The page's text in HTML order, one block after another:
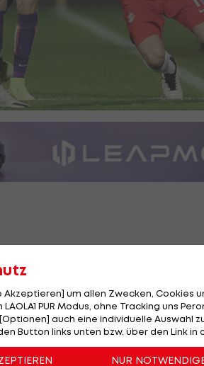
Partien erfolgt die
Salzburg, das sich mit 6:2
daheim auf die Austria.
-Klub Austria Klagenfurt zu tun, der
Akzeptieren] um allen Zwecken, Cookies
PUR Modus, ohne Tracking uns
auch eine individuelle Auswahl
Button links unten bzw. über den Link in
NUR